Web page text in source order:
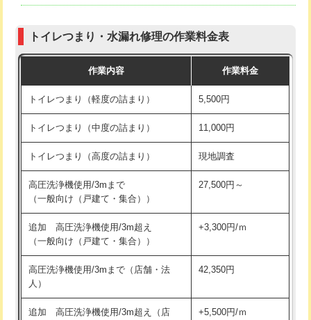
トイレつまり・水漏れ修理の作業料金表
作業内容 作業料金
トイレつまり（軽度の詰まり） 5,500円
トイレつまり（中度の詰まり） 11,000円
トイレつまり（高度の詰まり） 現地調査
高圧洗浄機使用/3mまで
（一般向け（戸建て・集合））
27,500円～
追加 高圧洗浄機使用/3m超え
（一般向け（戸建て・集合））
+3,300円/ｍ
高圧洗浄機使用/3mまで（店舗・法
人）
42,350円
追加 高圧洗浄機使用/3m超え（店
+5,500円/ｍ